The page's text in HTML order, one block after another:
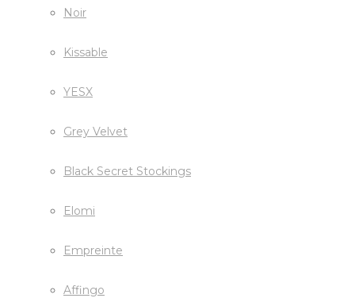
Noir
Kissable
YESX
Grey Velvet
Black Secret Stockings
Elomi
Empreinte
Affingo